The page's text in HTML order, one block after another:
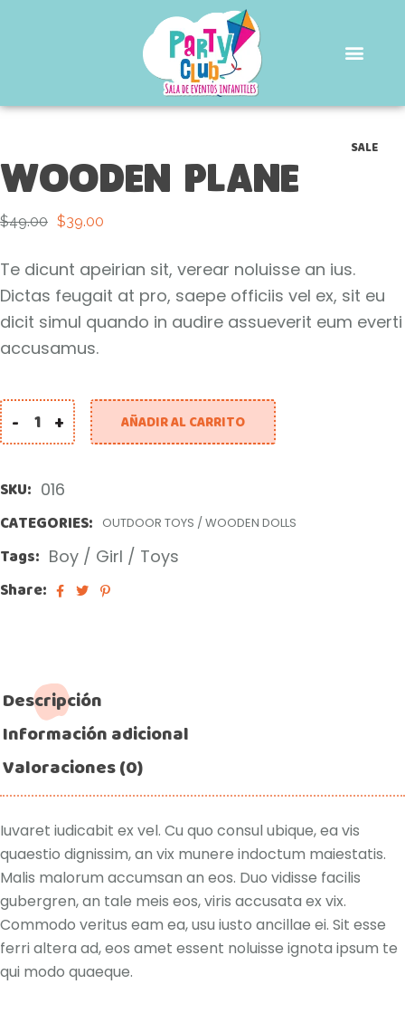
SALE
Wooden Plane
$49.00 $39.00
Te dicunt apeirian sit, verear noluisse an ius.
Dictas feugait at pro, saepe officiis vel ex, sit eu
dicit simul quando in audire assueverit eum everti
accusamus.
- + AÑADIR AL CARRITO
SKU: 016
CATEGORIES:
OUTDOOR TOYS /WOODEN DOLLS
Tags: Boy / Girl / Toys
Share:
Descripción
Información adicional
Valoraciones (0)
Iuvaret iudicabit ex vel. Cu quo consul ubique, ea vis
quaestio dignissim, an vix munere indoctum maiestatis.
Malis malorum accumsan an eos. Duo vidisse facilis
gubergren, an tale meis eos, viris accusata ex vix.
Commodo veritus eam ea, usu iusto ancillae ei. Sit esse
ferri altera ad, eos amet essent noluisse ignota ipsum te
qui modo quaeque.